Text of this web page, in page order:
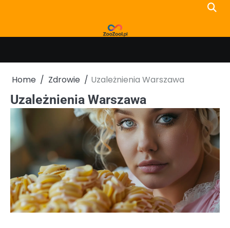
Home Zdrowie Uzależnienia Warszawa
Uzależnienia Warszawa